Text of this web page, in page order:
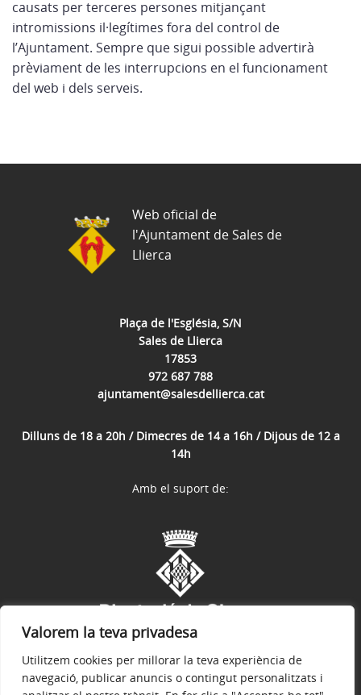
Valorem la teva privadesa
Utilitzem cookies per millorar la teva experiència de
navegació, publicar anuncis o contingut personalitzats i
causats per terceres persones mitjançant
intromissions il·legítimes fora del control de
l’Ajuntament. Sempre que sigui possible advertirà
prèviament de les interrupcions en el funcionament
del web i dels serveis.
Plaça de l'Església, S/N
Sales de Llierca
17853
972 687 788
ajuntament@salesdellierca.cat
Dilluns de 18 a 20h / Dimecres de 14 a 16h / Dijous de 12 a
14h
Web oficial de
l'Ajuntament de Sales de
Llierca
Avís legal Política de privacitat Política de galetes
Amb el suport de: